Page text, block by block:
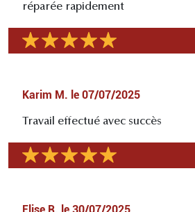
réparée rapidement
Karim M. le 07/07/2025
Travail effectué avec succès
Elise R. le 30/07/2025